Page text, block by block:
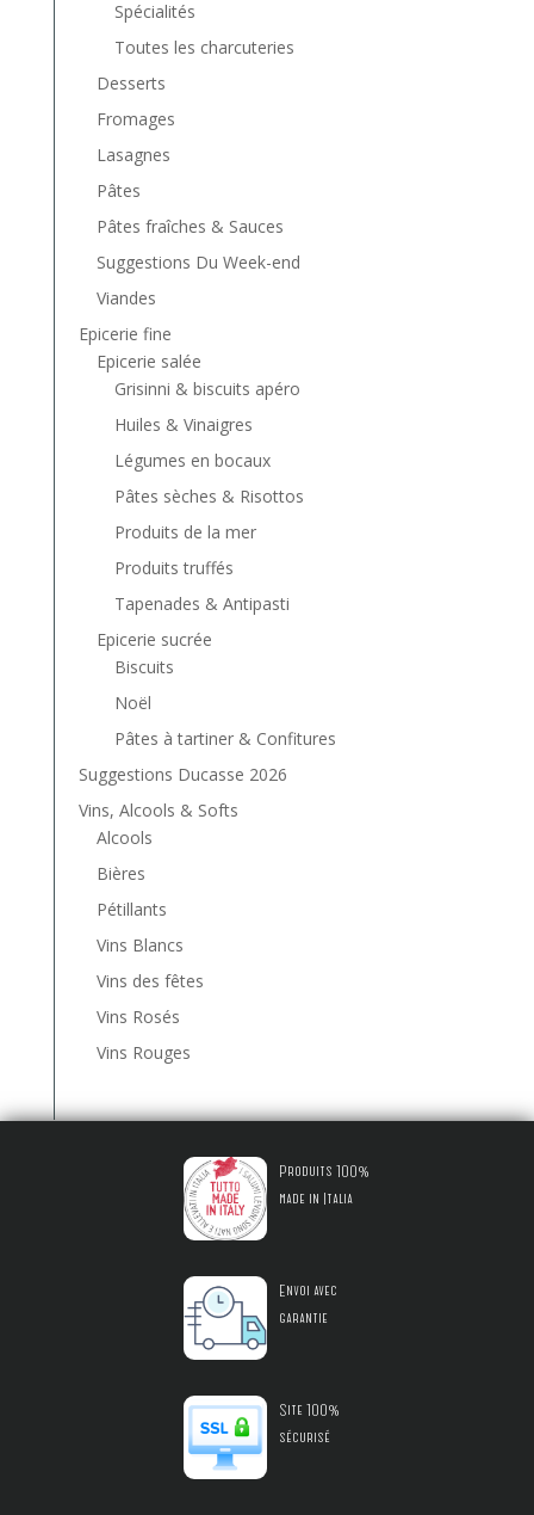
Spécialités
Toutes les charcuteries
Desserts
Fromages
Lasagnes
Pâtes
Pâtes fraîches & Sauces
Suggestions Du Week-end
Viandes
Epicerie fine
Epicerie salée
Grisinni & biscuits apéro
Huiles & Vinaigres
Légumes en bocaux
Pâtes sèches & Risottos
Produits de la mer
Produits truffés
Tapenades & Antipasti
Epicerie sucrée
Biscuits
Noël
Pâtes à tartiner & Confitures
Suggestions Ducasse 2026
Vins, Alcools & Softs
Alcools
Bières
Pétillants
Vins Blancs
Vins des fêtes
Vins Rosés
Vins Rouges
Produits 100%
made in Italia
Envoi avec
garantie
Site 100%
sécurisé